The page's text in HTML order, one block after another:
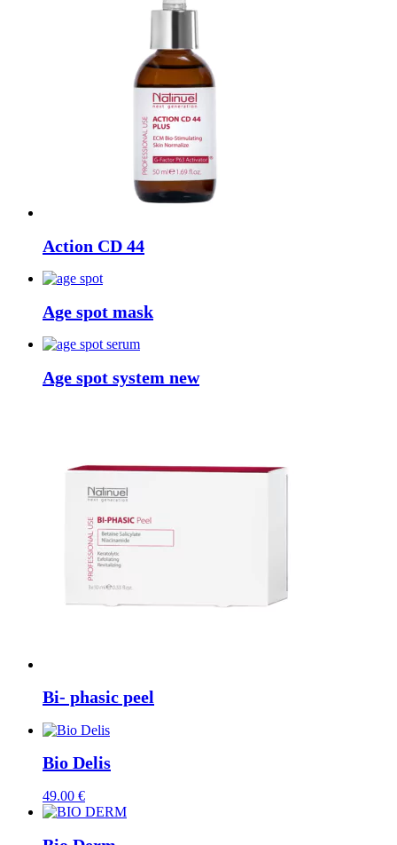
Action CD 44
Age spot mask
Age spot system new
Bi- phasic peel
Bio Delis
49.00 €